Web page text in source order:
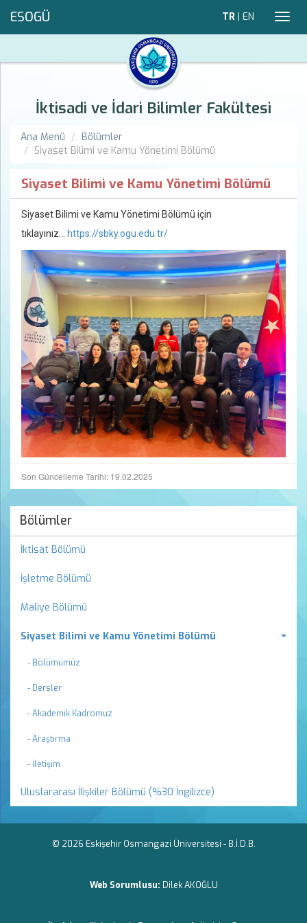
ESOGÜ TR | EN
İktisadi ve İdari Bilimler Fakültesi
Ana Menü
Bölümler
Siyaset Bilimi ve Kamu Yönetimi Bölümü
Siyaset Bilimi ve Kamu Yönetimi Bölümü
Siyaset Bilimi ve Kamu Yönetimi Bölümü için
tıklayınız...
https://sbky.ogu.edu.tr/
Son Güncelleme Tarihi: 19.02.2025
Bölümler
İktisat Bölümü
İşletme Bölümü
Maliye Bölümü
Siyaset Bilimi ve Kamu Yönetimi Bölümü
- Bölümümüz
- Dersler
- Akademik Kadromuz
- Araştırma
- İletişim
Uluslararası İlişkiler Bölümü (%30 İngilizce)
© 2026 Eskişehir Osmangazi Üniversitesi - B.İ.D.B.
Web Sorumlusu: Dilek AKOĞLU